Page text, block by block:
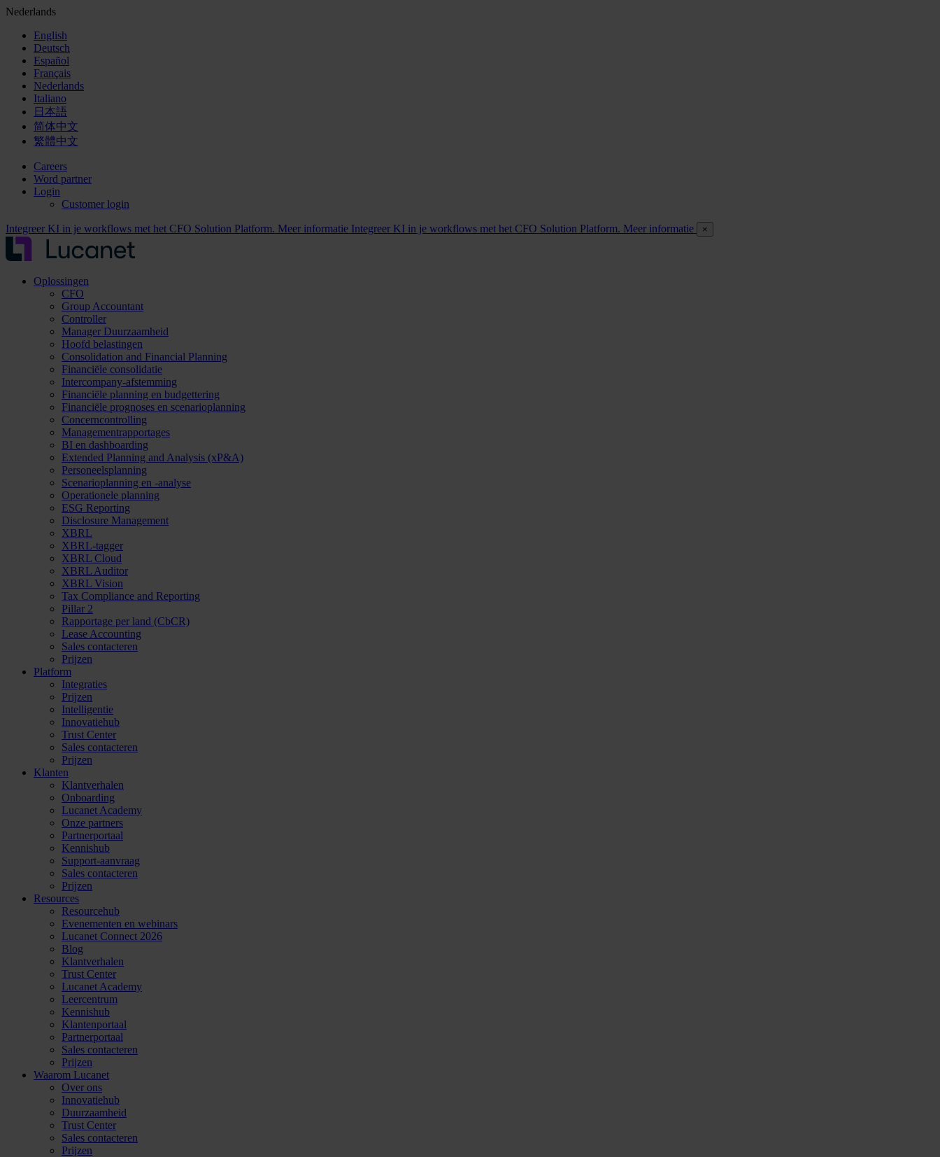
Nederlands
English
Deutsch
Español
Français
Nederlands
Italiano
日本語
简体中文
繁體中文
Careers
Word partner
Login
Customer login
Integreer KI in je workflows met het CFO Solution Platform. Meer informatie Integreer KI in je workflows met het CFO Solution Platform. Meer informatie ×
Oplossingen
CFO
Group Accountant
Controller
Manager Duurzaamheid
Hoofd belastingen
Consolidation and Financial Planning
Financiële consolidatie
Intercompany-afstemming
Financiële planning en budgettering
Financiële prognoses en scenarioplanning
Concerncontrolling
Managementrapportages
BI en dashboarding
Extended Planning and Analysis (xP&A)
Personeelsplanning
Scenarioplanning en -analyse
Operationele planning
ESG Reporting
Disclosure Management
XBRL
XBRL-tagger
XBRL Cloud
XBRL Auditor
XBRL Vision
Tax Compliance and Reporting
Pillar 2
Rapportage per land (CbCR)
Lease Accounting
Sales contacteren
Prijzen
Platform
Integraties
Prijzen
Intelligentie
Innovatiehub
Trust Center
Sales contacteren
Prijzen
Klanten
Klantverhalen
Onboarding
Lucanet Academy
Onze partners
Partnerportaal
Kennishub
Support-aanvraag
Sales contacteren
Prijzen
Resources
Resourcehub
Evenementen en webinars
Lucanet Connect 2026
Blog
Klantverhalen
Trust Center
Lucanet Academy
Leercentrum
Kennishub
Klantenportaal
Partnerportaal
Sales contacteren
Prijzen
Waarom Lucanet
Over ons
Innovatiehub
Duurzaamheid
Trust Center
Sales contacteren
Prijzen